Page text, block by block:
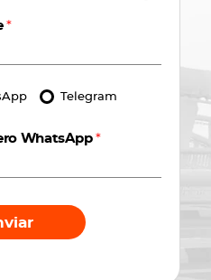
*
Telegram
WhatsApp *